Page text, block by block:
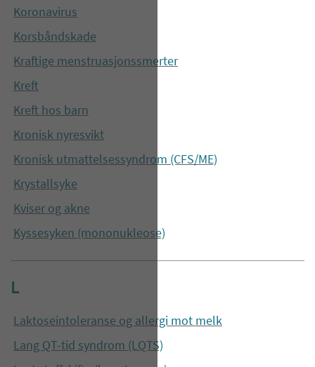
Koronavirus
Korsbåndskade
Kraftige menstruasjonssmerter
Kreft
Kreft hos barn
Kronisk nyresvikt
Kronisk utmattelsessyndrom (CFS/ME)
Krystallsyke
Kviser og akne
Kyssesyken (mononukleose)
L
Laktoseintoleranse og allergi mot melk
Lang QT-tid syndrom (LQTS)